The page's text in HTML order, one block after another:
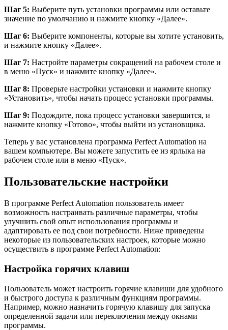
Шаг 5: Выберите путь установки программы или оставьте
значение по умолчанию и нажмите кнопку «Далее».
Шаг 6: Выберите компоненты, которые вы хотите установить,
и нажмите кнопку «Далее».
Шаг 7: Настройте параметры сокращений на рабочем столе и
в меню «Пуск» и нажмите кнопку «Далее».
Шаг 8: Проверьте настройки установки и нажмите кнопку
«Установить», чтобы начать процесс установки программы.
Шаг 9: Подождите, пока процесс установки завершится, и
нажмите кнопку «Готово», чтобы выйти из установщика.
Теперь у вас установлена программа Perfect Automation на
вашем компьютере. Вы можете запустить ее из ярлыка на
рабочем столе или в меню «Пуск».
Пользовательские настройки
В программе Perfect Automation пользователь имеет
возможность настраивать различные параметры, чтобы
улучшить свой опыт использования программы и
адаптировать ее под свои потребности. Ниже приведены
некоторые из пользовательских настроек, которые можно
осуществить в программе Perfect Automation:
Настройка горячих клавиш
Пользователь может настроить горячие клавиши для удобного
и быстрого доступа к различным функциям программы.
Например, можно назначить горячую клавишу для запуска
определенной задачи или переключения между окнами
программы.